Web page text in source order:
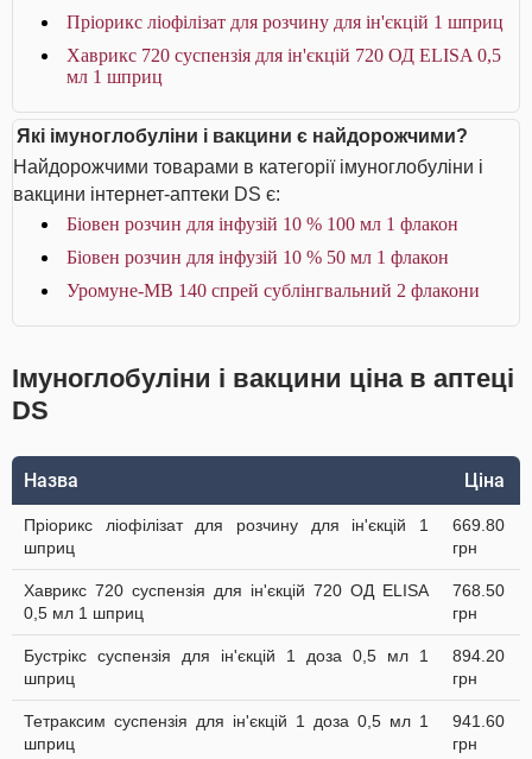
Пріорикс ліофілізат для розчину для ін'єкцій 1 шприц
Хаврикс 720 суспензія для ін'єкцій 720 ОД ELISA 0,5
мл 1 шприц
Які імуноглобуліни і вакцини є найдорожчими?
Найдорожчими товарами в категорії імуноглобуліни і
вакцини інтернет-аптеки DS є:
Біовен розчин для інфузій 10 % 100 мл 1 флакон
Біовен розчин для інфузій 10 % 50 мл 1 флакон
Уромуне-МВ 140 спрей сублінгвальний 2 флакони
Імуноглобуліни і вакцини ціна в аптеці
DS
Назва Ціна
Пріорикс ліофілізат для розчину для ін'єкцій 1
шприц
669.80
грн
Хаврикс 720 суспензія для ін'єкцій 720 ОД ELISA
0,5 мл 1 шприц
768.50
грн
Бустрікс суспензія для ін'єкцій 1 доза 0,5 мл 1
шприц
894.20
грн
Тетраксим суспензія для ін'єкцій 1 доза 0,5 мл 1
шприц
941.60
грн